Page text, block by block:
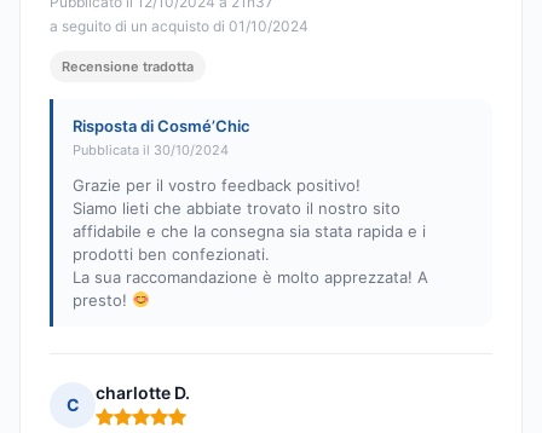
a seguito di un acquisto di 01/10/2024
Recensione tradotta
Risposta di Cosmé’Chic
Pubblicata il 30/10/2024
Grazie per il vostro feedback positivo!
Siamo lieti che abbiate trovato il nostro sito
affidabile e che la consegna sia stata rapida e i
prodotti ben confezionati.
La sua raccomandazione è molto apprezzata! A
presto!
C
charlotte D.
Nota: 5 su 5